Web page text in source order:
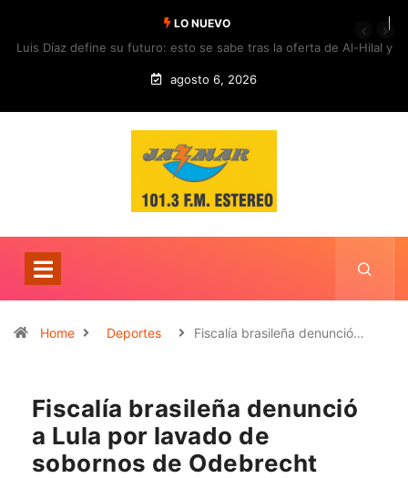
LO NUEVO
Luis Díaz define su futuro: esto se sabe tras la oferta de Al-Hilal y
la respuesta del Bayern
agosto 6, 2026
Home Deportes Fiscalía brasileña denunció…
Fiscalía brasileña denunció
a Lula por lavado de
sobornos de Odebrecht